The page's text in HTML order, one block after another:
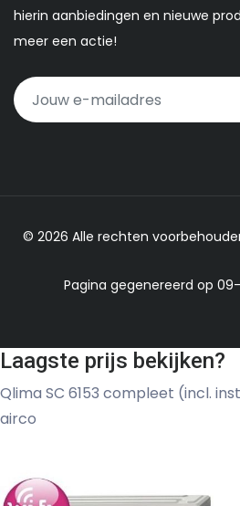
hierin aanbiedingen en nieuwe
meer een actie!
© 2026 Alle rechten
Pagina gegenereerd op 09-
Laagste prijs bekijken?
Qlima SC 6153 compleet (incl.
airco